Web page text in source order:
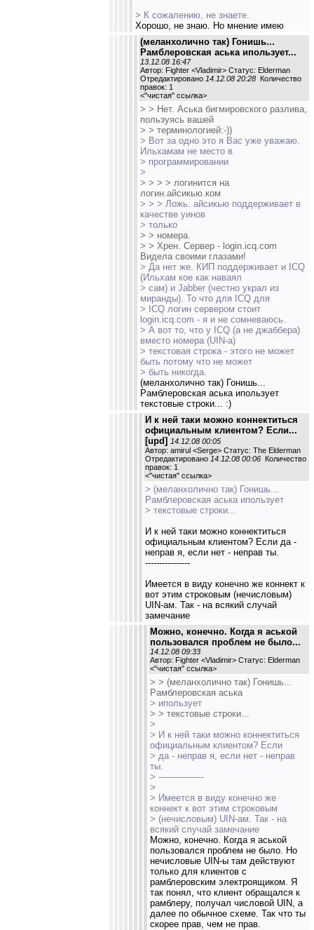
> К сожалению, не знаете.
Хорошо, не знаю. Но мнение имею
(меланхолично так) Гонишь...
Рамблеровская аська ипользует...
13.12.08 16:47
Автор: Fighter <Vladimir> Статус: Elderman
Отредактировано 14.12.08 20:28 Количество
правок: 1
<"чистая" ссылка>
> > Нет. Аська бигмировского разлива,
пользуясь вашей
> > терминологией:-))
> Вот за одно это я Вас уже уважаю.
Ильхамам не место в
> программировании
>
> > > > логинится на
логин.айсикью.ком
> > > Ложь. айсикью поддерживает в
качестве уинов
> только
> > номера.
> > Хрен. Cервер - login.icq.com
Видела своими глазами!
> Да нет же. КИП поддерживает и ICQ
(Ильхам кое как наваял
> сам) и Jabber (честно украл из
миранды). То что для ICQ для
> ICQ логин сервером стоит
login.icq.com - я и не сомневаюсь.
> А вот то, что у ICQ (а не джаббера)
вместо номера (UIN-а)
> текстовая строка - этого не может
быть потому что не может
> быть никогда.
(меланхолично так) Гонишь...
Рамблеровская аська ипользует
текстовые строки... :)
И к ней таки можно коннектиться
официальным клиентом? Если...
[upd] 14.12.08 00:05
Автор: amirul <Serge> Статус: The Elderman
Отредактировано 14.12.08 00:06 Количество
правок: 1
<"чистая" ссылка>
> (меланхолично так) Гонишь...
Рамблеровская аська ипользует
> текстовые строки...
И к ней таки можно коннектиться
официальным клиентом? Если да -
неправ я, если нет - неправ ты.
----------------
Имеется в виду конечно же коннект к
вот этим строковым (нечисловым)
UIN-ам. Так - на всякий случай
замечание
Можно, конечно. Когда я аськой
пользовался проблем не было...
14.12.08 09:33
Автор: Fighter <Vladimir> Статус: Elderman
<"чистая" ссылка>
> > (меланхолично так) Гонишь...
Рамблеровская аська
> ипользует
> > текстовые строки...
>
> И к ней таки можно коннектиться
официальным клиентом? Если
> да - неправ я, если нет - неправ
ты.
> ----------------
>
> Имеется в виду конечно же
коннект к вот этим строковым
> (нечисловым) UIN-ам. Так - на
всякий случай замечание
Можно, конечно. Когда я аськой
пользовался проблем не было. Но
нечисловые UIN-ы там действуют
только для клиентов с
рамблеровским электроящиком. Я
так понял, что клиент обращался к
рамблеру, получал числовой UIN, а
далее по обычное схеме. Так что ты
скорее прав, чем не прав.